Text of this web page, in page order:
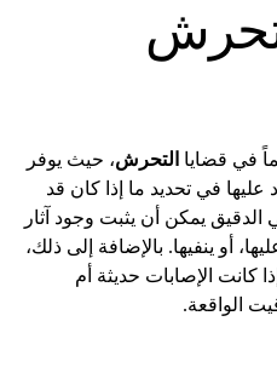
في قضايا التحرش، حيث يوفر
عليها في تحديد ما إذا كان قد
يمكن أن يثبت وجود آثار
أو ينفيها. بالإضافة إلى ذلك،
كانت الإصابات حديثة أم
الواقعة.